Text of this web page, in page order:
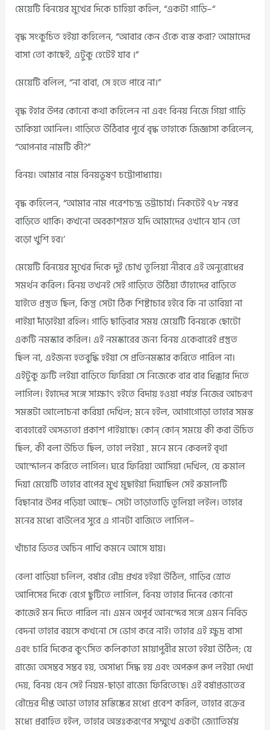
মেয়েটি বিনয়ের মুখের দিকে চাহিয়া কহিল, “একটা গাড়ি–“
বৃদ্ধ সংকুচিত হইয়া কহিলেন, “আবার কেন ওঁকে ব্যস্ত করা? আমাদের
বাসা তো কাছেই, এটুকু হেটেই যাব ।”
মেয়েটি বলিল, “না বাবা, সে হতে পারে না।”
বৃদ্ধ ইহার উপর কোনো কথা কহিলেন না এবং বিনয় নিজে গিয়া গাড়ি
ডাকিয়া আনিল। গাড়িতে উঠিবার পুর্বে বৃদ্ধ তাহাকে জিজ্ঞাসা করিলেন,
“আপনার নামটি কী?”
বিনয়। আমার নাম বিনয়ভূষণ চট্টোপাধ্যায়।
বৃদ্ধ কহিলেন, “আমার নাম পরেশচন্দ্র ভট্টাচার্য। নিকটেই ৭৮ নম্বর
বাড়িতে থাকি। কখনো অবকাশমত যদি আমাদের ওখানে যান তো
বড়ো খুশি হব।’
মেয়েটি বিনয়ের মুখের দিকে দুই চোখ তুলিয়া নীরবে এই অনুরোধের
সমর্থন করিল। বিনয় তখনই সেই গাড়িতে উঠিয়া তাঁহাদের বাড়িতে
যাইতে প্রস্তুত ছিল, কিন্তু সেটা ঠিক শিষ্টাচার হইবে কি না ভাবিয়া না
পাইয়া দাঁড়াইয়া রহিল। গাড়ি ছাড়িবার সময় মেয়েটি বিনয়কে ছোটো
একটি নমস্কার করিল। এই নমস্কারের জন্য বিনয় একেবারেই প্রস্তুত
ছিল না, এইজন্য হতবুদ্ধি হইয়া সে প্রতিনমস্কার করিতে পারিল না।
এইটুকু ত্রুটি লইয়া বাড়িতে ফিরিয়া সে নিজেকে বার বার ধিক্কার দিতে
লাগিল। ইহাদের সঙ্গে সাক্ষাৎ হইতে বিদায় হওয়া পর্যন্ত নিজের আচরণ
সমস্তটা আলোচনা করিয়া দেখিল; মনে হইল, আগাগোড়া তাহার সমস্ত
ব্যবহারেই অসভ্যতা প্রকাশ পাইয়াছে। কোন্‌ কোন্‌ সময়ে কী করা উচিত
ছিল, কী বলা উচিত ছিল, তাহা লইয়া , মনে মনে কেবলই বৃথা
আন্দোলন করিতে লাগিল। ঘরে ফিরিয়া আসিয়া দেখিল, যে রুমাল
দিয়া মেয়েটি তাহার বাপের মুখ মুছাইয়া দিয়াছিল সেই রুমালটি
বিছানার উপর পড়িয়া আছে– সেটা তাড়াতাড়ি তুলিয়া লইল। তাহার
মনের মধ্যে বাউলের সুরে এ গানটা বাজিতে লাগিল–
খাঁচার ভিতর অচিন পাখি কমনে আসে যায়।
বেলা বাড়িয়া চলিল, বর্ষার রৌদ্র প্রখর হইয়া উঠিল, গাড়ির স্রোত
আপিসের দিকে বেগে ছুটিতে লাগিল, বিনয় তাহার দিনের কোনো
কাজেই মন দিতে পারিল না। এমন অপূর্ব আনন্দের সঙ্গে এমন নিবিড়
বেদনা তাহার বয়সে কখনো সে ভোগ করে নাই। তাহার এই ক্ষুদ্র বাসা
এবং চারি দিকের কুৎসিত কলিকাতা মায়াপুরীর মতো হইয়া উঠিল; যে
রাজ্যে অসম্ভব সম্ভব হয়, অসাধ্য সিদ্ধ হয় এবং অপরূপ রূপ লইয়া দেখা
দেয়, বিনয় যেন সেই নিয়ম-ছাড়া রাজ্যে ফিরিতেছে। এই বর্ষাপ্রভাতের
রৌদ্রের দীপ্ত আভা তাহার মস্তিষ্কের মধ্যে প্রবেশ করিল, তাহার রক্তের
মধ্যে প্রবাহিত হইল, তাহার অন্তঃকরণের সম্মুখে একটা জ্যোতির্ময়